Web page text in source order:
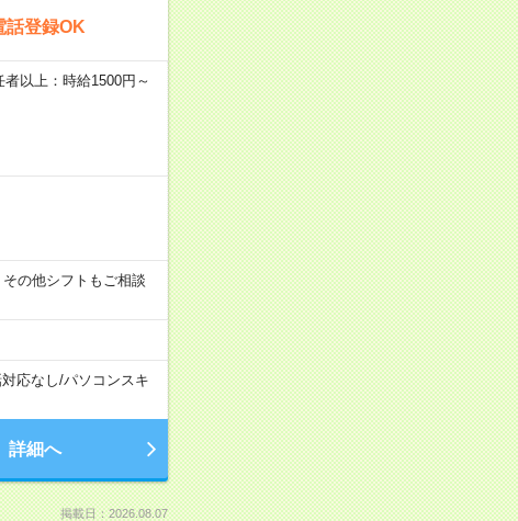
話登録OK
以上：時給1500円～
の他シフトもご相談
応なし/パソコンスキ
詳細へ
掲載日：2026.08.07